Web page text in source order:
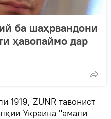
ба шаҳрвандони
ҳавопаймо дар
1919, ZUNR тавонист
Украина "амали